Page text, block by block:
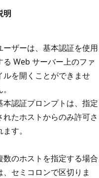
明
ーザーは、基本認証を使用
る Web サーバー上のファ
ルを開くことができませ
本認証プロンプトは、指定
れたホストからのみ許可さ
ます。
数のホストを指定する場合
、セミコロンで区切りま